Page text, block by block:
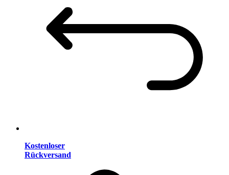
Kostenloser
Rückversand